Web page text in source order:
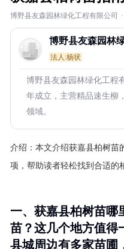
博野县友森园林绿化工程有限公司 ·
博野县友森园林
司
法人:杨状
博野县友森园林绿化工程
年成立，主营精品速生柳
领域。
介绍： 本文介绍获嘉县柏树苗
项，帮助读者轻松找到合适的
一、获嘉县柏树苗哪
苗？这几个地方值得
县城周边有多家苗圃